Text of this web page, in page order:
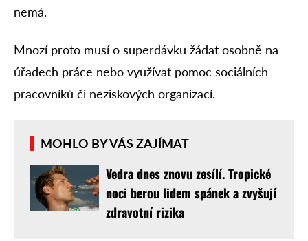
nemá.
Mnozí proto musí o superdávku žádat osobně na
úřadech práce nebo využívat pomoc sociálních
pracovníků či neziskových organizací.
MOHLO BY VÁS ZAJÍMAT
Vedra dnes znovu zesílí. Tropické
noci berou lidem spánek a zvyšují
zdravotní rizika